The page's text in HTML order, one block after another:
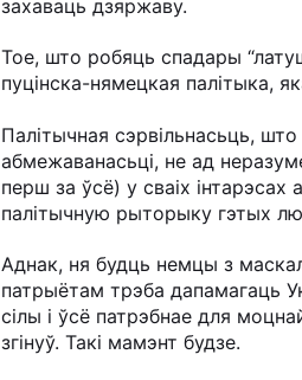
захаваць дзяржаву.
Тое, што робяць спадары
пуцінска-нямецкая палітыка,
Палітычная сэрвільнасьць,
абмежаванасьці, не ад
перш за ўсё) у сваіх інтарэсах
палітычную рыторыку гэтых
Аднак, ня будць немцы з
патрыётам трэба дапамагаць
сілы і ўсё патрэбнае для
згінуў. Такі мамэнт будзе.